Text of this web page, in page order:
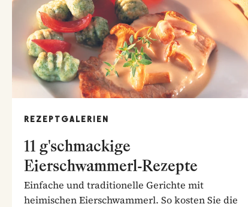
REZEPTGALERIEN
11 g'schmackige
Eierschwammerl-Rezepte
Einfache und traditionelle Gerichte mit
heimischen Eierschwammerl. So kosten Sie die